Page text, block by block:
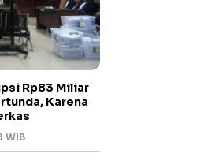
Rp83 Miliar
Karena
WIB